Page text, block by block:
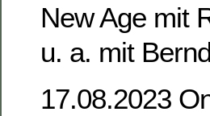
New Age mit
u. a. mit
17.08.2023